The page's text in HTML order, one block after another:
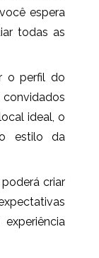
espera
todas as
o perfil do
ideal, o
estilo da
criar